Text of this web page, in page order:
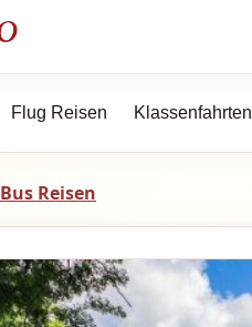
Flug Reisen Klassenfahrten
Bus Reisen